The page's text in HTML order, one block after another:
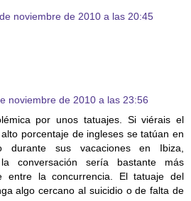
noviembre de 2010 a las 20:45
noviembre de 2010 a las 23:56
por unos tatuajes. Si viérais el
porcentaje de ingleses se tatúan en
durante sus vacaciones en Ibiza,
conversación sería bastante más
entre la concurrencia. El tatuaje del
algo cercano al suicidio o de falta de